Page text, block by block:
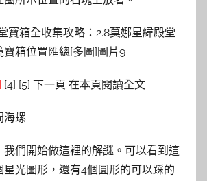
[4] [5] 下一頁 在本頁閱讀全文
螺
我們開始做這裡的解謎。可以看到這
星光圖形，還有4個圓形的可以踩的